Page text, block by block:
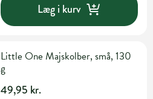
Læg i kurv
Little One Majskolber, små, 130
g
49,95 kr.